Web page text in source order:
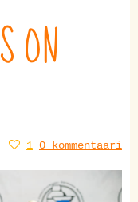
ON
1 0 kommentaari